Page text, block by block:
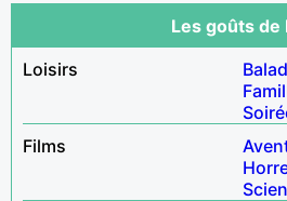
Les goûts de
Loisirs
Films